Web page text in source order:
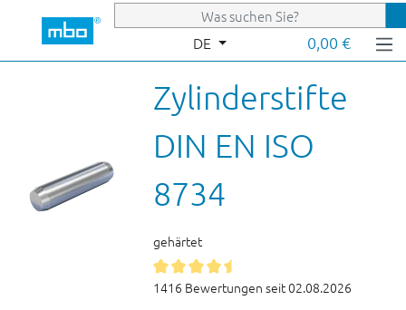
Zum Hauptinhalt springen
DE 0,00 €
Zylinderstifte
DIN EN ISO
8734
gehärtet
1416 Bewertungen seit 02.08.2026